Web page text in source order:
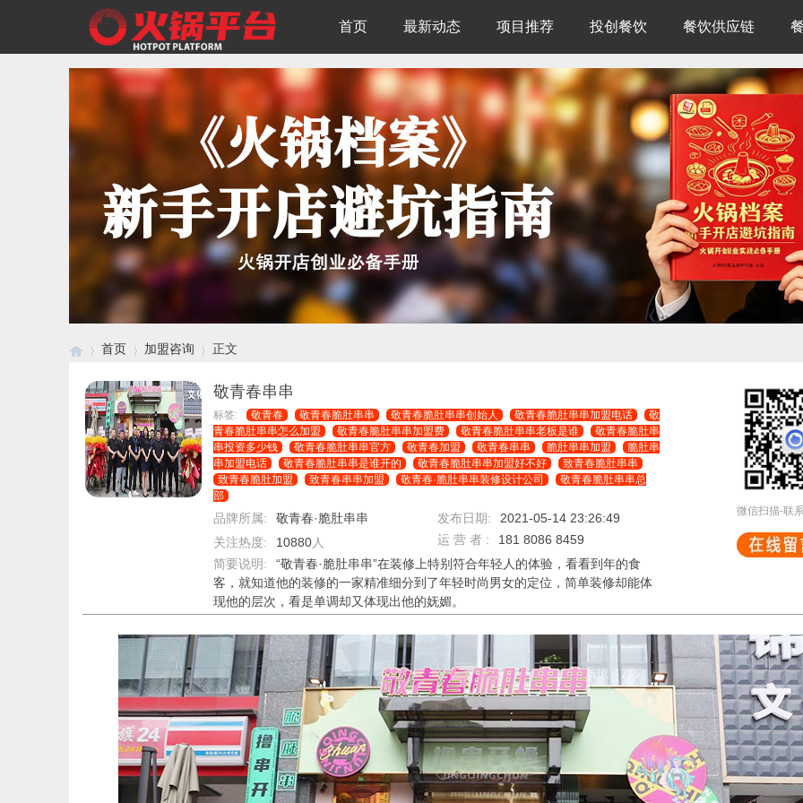
首页 最新动态 项目推荐 投创餐饮 餐饮供应链
›
首页
›
加盟咨询
›
正文
敬青春串串
标签: 敬青春 敬青春脆肚串串 敬青春脆肚串串创始人 敬青春脆肚串串加盟电话
敬
青春脆肚串串怎么加盟
敬青春脆肚串串加盟费 敬青春脆肚串串老板是谁
敬青春脆肚串
串投资多少钱
敬青春脆肚串串官方 敬青春加盟 敬青春串串 脆肚串串加盟
脆肚串
串加盟电话
敬青春脆肚串串是谁开的 敬青春脆肚串串加盟好不好
致青春脆肚串串
致青春脆肚加盟
致青春串串加盟 敬青春·脆肚串串装修设计公司
敬青春脆肚串串总
部
品牌所属: 敬青春·脆肚串串 发布日期:
2021-05-14 23:26:49
关注热度:
10880人 运 营 者 :
181 8086 8459
简要说明:
“敬青春·脆肚串串”在装修上特别符合年轻人的体验，看看到年的食
客，就知道他的装修的一家精准细分到了年轻时尚男女的定位，简单装修却能体
现他的层次，看是单调却又体现出他的妩媚。
微信扫描-联